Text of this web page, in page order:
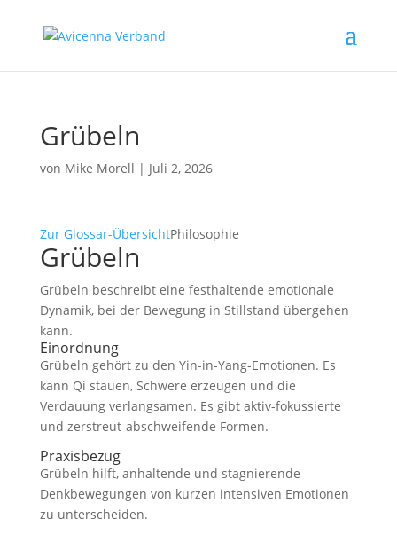
Grübeln
von Mike Morell | Juli 2, 2026
Zur Glossar-ÜbersichtPhilosophie
Grübeln
Grübeln beschreibt eine festhaltende emotionale
Dynamik, bei der Bewegung in Stillstand übergehen
kann.
Einordnung
Grübeln gehört zu den Yin-in-Yang-Emotionen. Es
kann Qi stauen, Schwere erzeugen und die
Verdauung verlangsamen. Es gibt aktiv-fokussierte
und zerstreut-abschweifende Formen.
Praxisbezug
Grübeln hilft, anhaltende und stagnierende
Denkbewegungen von kurzen intensiven Emotionen
zu unterscheiden.